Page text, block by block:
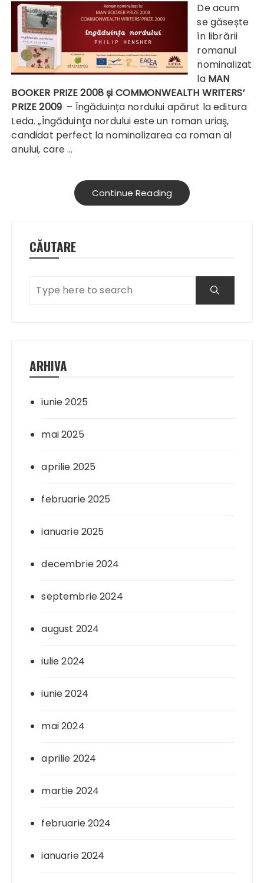
De acum
se găsește
în librării
romanul
nominalizat
la MAN
BOOKER PRIZE 2008 și COMMONWEALTH WRITERS’
PRIZE 2009 – Îngăduința nordului apărut la editura
Leda. „Îngăduinţa nordului este un roman uriaş,
candidat perfect la nominalizarea ca roman al
anului, care …
Continue Reading
CĂUTARE
ARHIVA
iunie 2025
mai 2025
aprilie 2025
februarie 2025
ianuarie 2025
decembrie 2024
septembrie 2024
august 2024
iulie 2024
iunie 2024
mai 2024
aprilie 2024
martie 2024
februarie 2024
ianuarie 2024